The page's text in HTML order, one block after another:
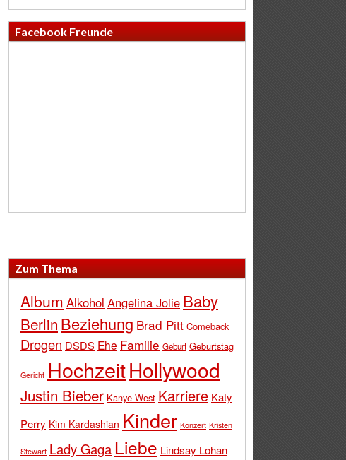
Facebook Freunde
Zum Thema
Album Alkohol Angelina Jolie Baby
Berlin Beziehung Brad Pitt Comeback
Drogen DSDS Ehe Familie Geburt Geburtstag
Gericht HochzeitHollywood
Justin Bieber Kanye West Karriere Katy
Perry Kim Kardashian Kinder Konzert Kristen
Stewart Lady Gaga Liebe Lindsay Lohan